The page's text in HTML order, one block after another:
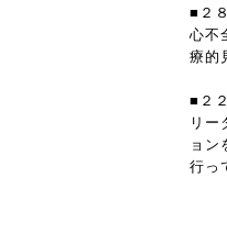
■２
心不
療的
■２
リー
ョン
行っ